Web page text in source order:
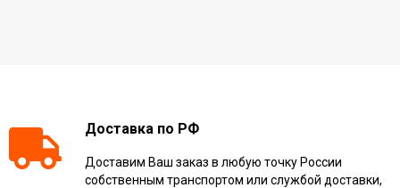
Доставка по РФ
Доставим Ваш заказ в любую точку России
собственным транспортом или службой доставки,